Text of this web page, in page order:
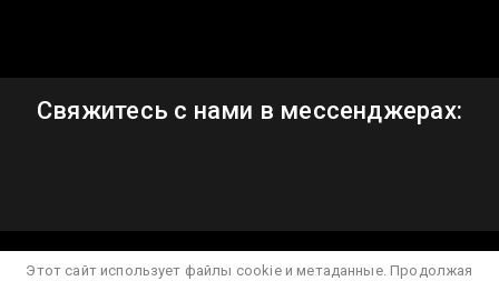
Свяжитесь с нами в мессенджерах:
Этот сайт использует файлы cookie и метаданные. Продолжая